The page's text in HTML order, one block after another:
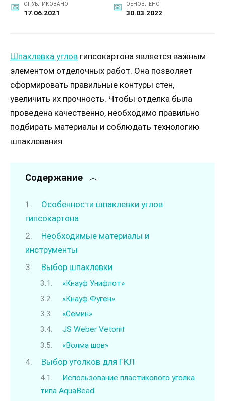
ОПУБЛИКОВАНО
17.06.2021
ОБНОВЛЕНО
30.03.2022
Шпаклевка углов гипсокартона является важным
элементом отделочных работ. Она позволяет
сформировать правильные контуры стен,
увеличить их прочность. Чтобы отделка была
проведена качественно, необходимо правильно
подбирать материалы и соблюдать технологию
шпаклевания.
Содержание
Особенности шпаклевки углов
гипсокартона
Необходимые материалы и
инструменты
Выбор шпаклевки
«Кнауф Унифлот»
«Кнауф Фуген»
«Семин»
JS Weber Vetonit
«Волма шов»
Выбор уголков для ГКЛ
Использование пластикового уголка
типа AquaBead